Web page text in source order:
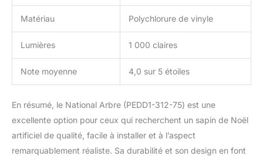
Matériau Polychlorure de vinyle
Lumières 1 000 claires
Note moyenne 4,0 sur 5 étoiles
En résumé, le National Arbre (PEDD1-312-75) est une
excellente option pour ceux qui recherchent un sapin de Noël
artificiel de qualité, facile à installer et à l’aspect
remarquablement réaliste. Sa durabilité et son design en font